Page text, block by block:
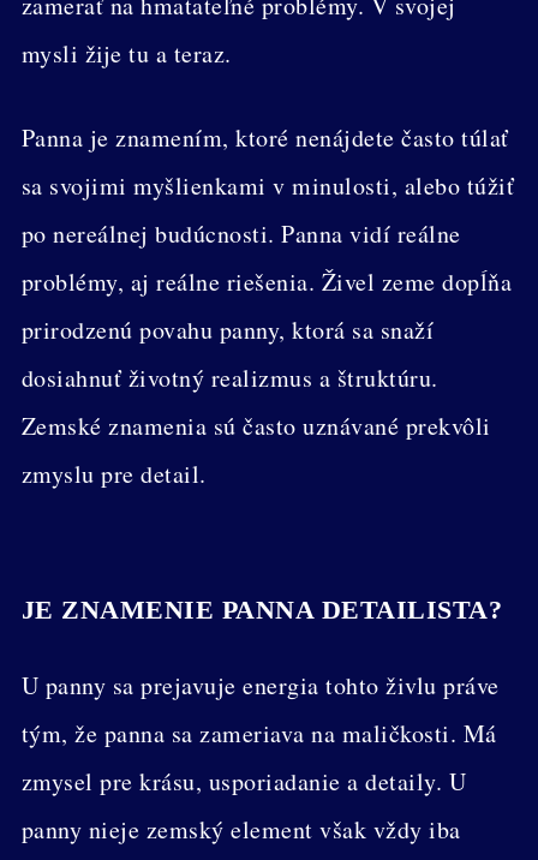
mysli žije tu a teraz.
Panna je znamením, ktoré nenájdete často túlať
sa svojimi myšlienkami v minulosti, alebo túžiť
po nereálnej budúcnosti. Panna vidí reálne
problémy, aj reálne riešenia. Živel zeme dopĺňa
prirodzenú povahu panny, ktorá sa snaží
dosiahnuť životný realizmus a štruktúru.
Zemské znamenia sú často uznávané prekvôli
zmyslu pre detail.
JE ZNAMENIE PANNA DETAILISTA?
U panny sa prejavuje energia tohto živlu práve
tým, že panna sa zameriava na maličkosti. Má
zmysel pre krásu, usporiadanie a detaily. U
panny nieje zemský element však vždy iba